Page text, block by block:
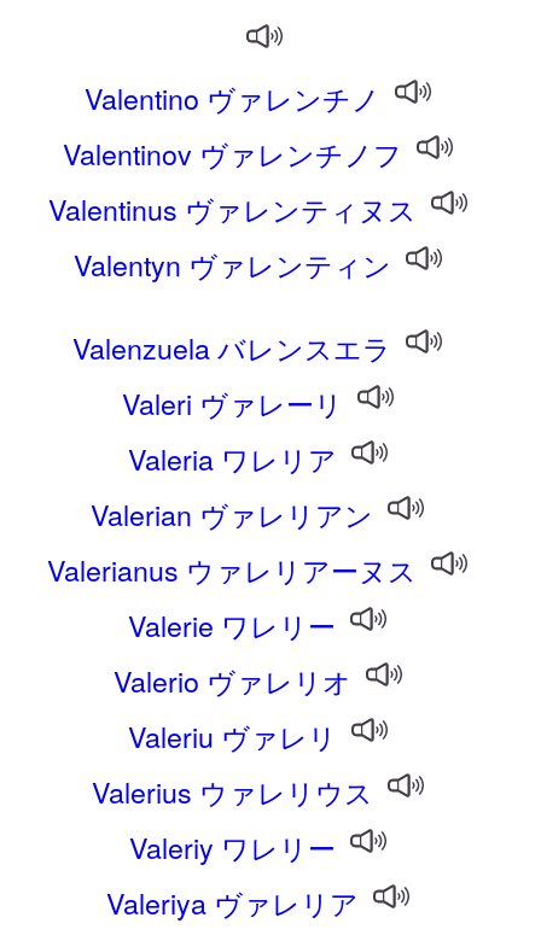
Valentino ヴァレンチノ
Valentinov ヴァレンチノフ
Valentinus ヴァレンティヌス
Valentyn ヴァレンティン
Valenzuela バレンスエラ
Valeri ヴァレーリ
Valeria ワレリア
Valerian ヴァレリアン
Valerianus ウァレリアーヌス
Valerie ワレリー
Valerio ヴァレリオ
Valeriu ヴァレリ
Valerius ウァレリウス
Valeriy ワレリー
Valeriya ヴァレリア